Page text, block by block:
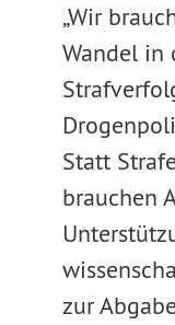
„Wir
Wandel in
Statt
brauchen
zur